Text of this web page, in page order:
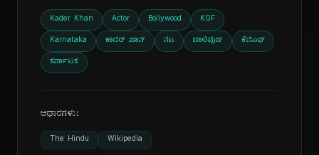
Kader Khan Actor Bollywood KGF
Karnataka ಕಾದರ್ ಖಾನ್ ನಟ ಬಾಲಿವುಡ್ ಕೆಜಿಎಫ್
ಕರ್ನಾಟಕ
ಆಧಾರಗಳು:
The Hindu Wikipedia